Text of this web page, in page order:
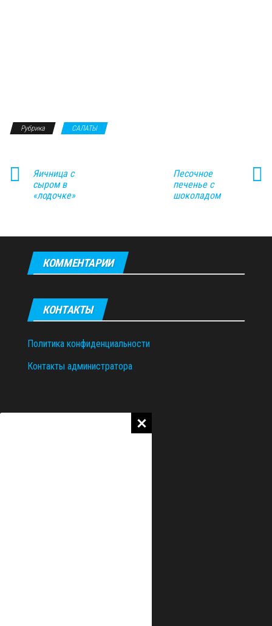
Рубрика САЛАТЫ
Яичница с
сыром в
«лодочке»
Песочное
печенье с
шоколадом
КОММЕНТАРИИ
КОНТАКТЫ
Политика конфиденциальности
Контакты администратора